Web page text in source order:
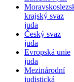
krajský svaz
juda
Český svaz
juda
Evropská unie
juda
Mezinárodní
judistická